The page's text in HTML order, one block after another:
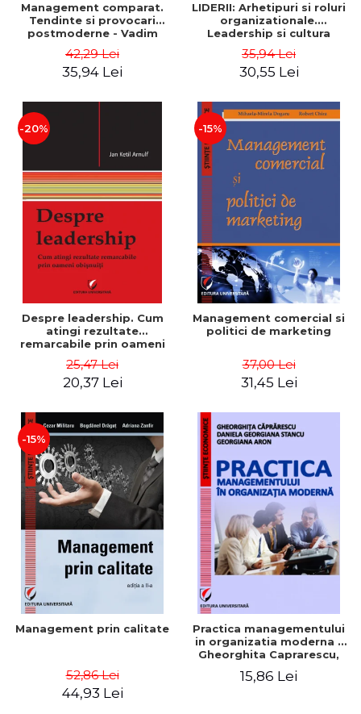
Management comparat.
Tendinte si provocari
postmoderne - Vadim
42,29 Lei
35,94 Lei
LIDERII: Arhetipuri si roluri
organizationale.
Leadership si cultura
Dumitrascu
35,94 Lei
30,55 Lei
-20%
Despre leadership. Cum
atingi rezultate
remarcabile prin oameni
25,47 Lei
20,37 Lei
-15%
Management comercial si
politici de marketing
37,00 Lei
31,45 Lei
-15%
Management prin calitate
52,86 Lei
44,93 Lei
Practica managementului
in organizatia moderna -
Gheorghita Caprarescu,
Georgiana Aron
15,86 Lei